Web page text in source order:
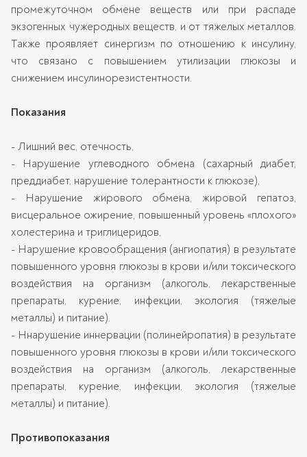
промежуточном обмене веществ или при распаде
экзогенных чужеродных веществ, и от тяжелых металлов.
Также проявляет синергизм по отношению к инсулину,
что связано с повышением утилизации глюкозы и
снижением инсулинорезистентности.
Показания
- Лишний вес, отечность,
- Нарушение углеводного обмена (сахарный диабет,
преддиабет, нарушение толерантности к глюкозе),
- Нарушение жирового обмена, жировой гепатоз,
висцеральное ожирение, повышенный уровень «плохого»
холестерина и триглицеридов,
- Нарушение кровообращения (ангиопатия) в результате
повышенного уровня глюкозы в крови и/или токсического
воздействия на организм (алкоголь, лекарственные
препараты, курение, инфекции, экология (тяжелые
металлы) и питание).
- Ннарушение иннервации (полинейропатия) в результате
повышенного уровня глюкозы в крови и/или токсического
воздействия на организм (алкоголь, лекарственные
препараты, курение, инфекции, экология (тяжелые
металлы) и питание).
Противопоказания